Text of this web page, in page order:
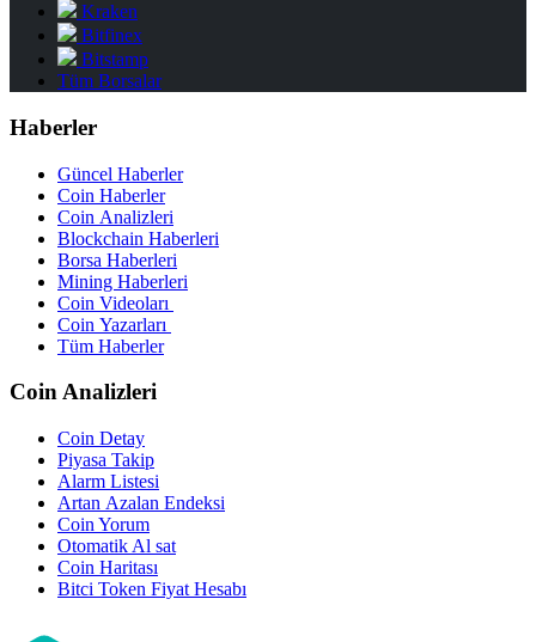
Kraken
Bitfinex
Bitstamp
Tüm Borsalar
Haberler
Güncel Haberler
Coin Haberler
Coin Analizleri
Blockchain Haberleri
Borsa Haberleri
Mining Haberleri
Coin Videoları
Coin Yazarları
Tüm Haberler
Coin Analizleri
Coin Detay
Piyasa Takip
Alarm Listesi
Artan Azalan Endeksi
Coin Yorum
Otomatik Al sat
Coin Haritası
Bitci Token Fiyat Hesabı